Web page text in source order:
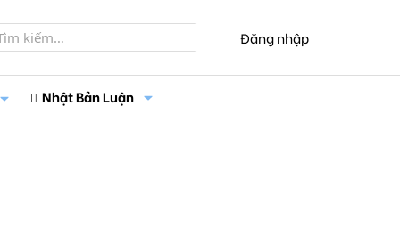
Đăng nhập
Nhật Bản Luận